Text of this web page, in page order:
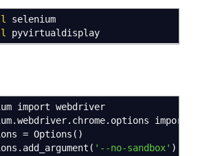
selenium
pyvirtualdisplay
import webdriver
import
= Options ( )
( '--no-sandbox' )